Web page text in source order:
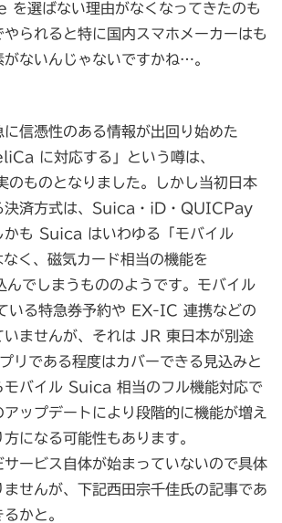
選ばない理由がなくなってきたのも
られると特に国内スマホメーカーはも
がないんじゃないですかね…。
信憑性のある情報が出回り始めた
に対応する」という噂は、
ものとなりました。しかし当初日本
決済方式は、Suica・iD・QUICPay
かも Suica はいわゆる「モバイル
く、磁気カード相当の機能を
でしまうもののようです。モバイル
いる特急券予約や EX-IC 連携などの
いませんが、それは JR 東日本が別途
リである程度はカバーできる見込みと
モバイル Suica 相当のフル機能対応で
ップデートにより段階的に機能が増え
になる可能性もあります。
サービス自体が始まっていないので具体
せんが、下記西田宗千佳氏の記事であ
かと。